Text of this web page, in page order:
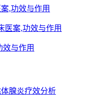
,功效与作用
与作用
腺炎疗效分析